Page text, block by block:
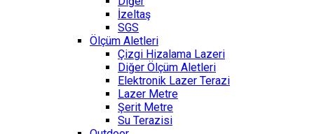
İzeltaş
SGS
Ölçüm Aletleri
Çizgi Hizalama Lazeri
Diğer Ölçüm Aletleri
Elektronik Lazer Terazi
Lazer Metre
Şerit Metre
Su Terazisi